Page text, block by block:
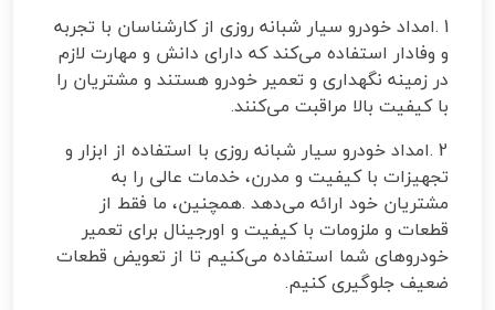
1
.امداد خودرو سیار شبانه روزی از کارشناسان با تجربه
و وفادار استفاده می‌کند که دارای دانش و مهارت لازم
در زمینه نگهداری و تعمیر خودرو هستند و مشتریان را
با کیفیت بالا مراقبت می‌کنند.
2
.امداد خودرو سیار شبانه روزی با استفاده از ابزار و
تجهیزات با کیفیت و مدرن، خدمات عالی را به
مشتریان خود ارائه می‌دهد .همچنین، ما فقط از
قطعات و ملزومات با کیفیت و اورجینال برای تعمیر
خودروهای شما استفاده می‌کنیم تا از تعویض قطعات
ضعیف جلوگیری کنیم.